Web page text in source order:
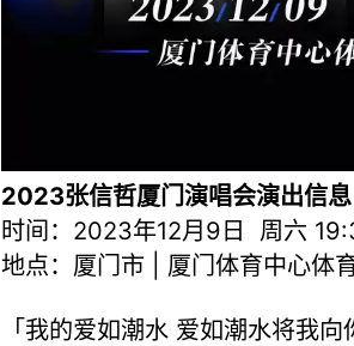
2023张信哲厦门演唱会演出信息
时间：2023年12月9日 周六
地点：厦门市 | 厦门体育中心体
「我的爱如潮水 爱如潮水将我